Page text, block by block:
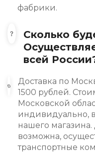
фабрики.
Сколько
всей
Доставка по
1500 рублей.
Московской
индивидуально,
нашего
возможна,
транспортные